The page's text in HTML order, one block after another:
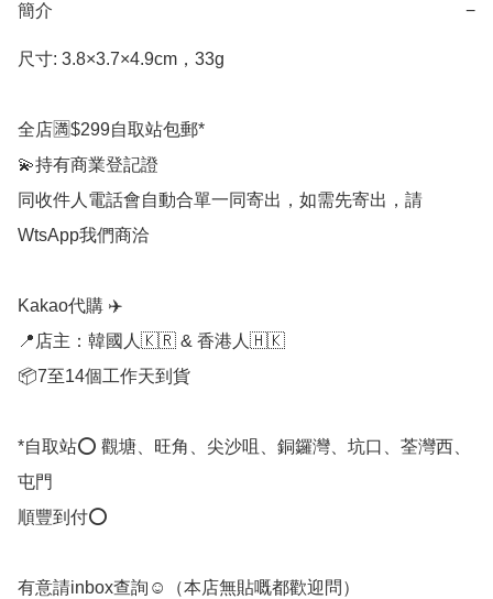
簡介 −
尺寸: 3.8×3.7×4.9cm，33g
全店🈵$299自取站包郵*
💫持有商業登記證
同收件人電話會自動合單一同寄出，如需先寄出，請
WtsApp我們商洽
Kakao代購 ✈️
📍店主：韓國人🇰🇷 & 香港人🇭🇰
📦7至14個工作天到貨
*自取站⭕ 觀塘、旺角、尖沙咀、銅鑼灣、坑口、荃灣西、
屯門
順豐到付⭕
有意請inbox查詢☺️（本店無貼嘅都歡迎問） 